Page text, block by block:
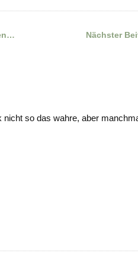
Nächster
so das wahre, aber